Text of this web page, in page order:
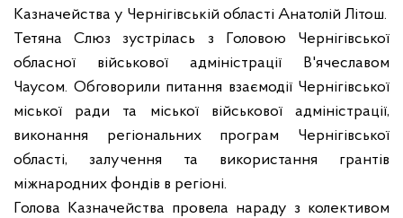
Казначейства у Чернігівській області Анатолій Літош.
Тетяна Слюз зустрілась з Головою Чернігівської
обласної військової адміністрації В'ячеславом
Чаусом. Обговорили питання взаємодії Чернігівської
міської ради та міської військової адміністрації,
виконання регіональних програм Чернігівської
області, залучення та використання грантів
міжнародних фондів в регіоні.
Голова Казначейства провела нараду з колективом